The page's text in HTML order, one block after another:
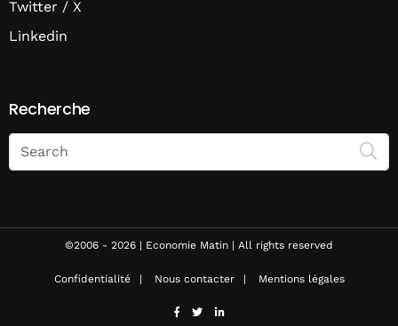
Twitter / X
Linkedin
Recherche
Search
on
Economie
©2006 - 2026 | Economie Matin | All rights reserved
Confidentialité Nous contacter Mentions légales
facebook
twitterlinkedin